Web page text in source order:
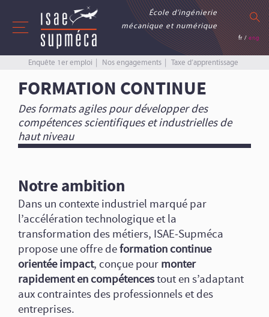
École d’ingénierie
mécanique et numérique
fr / eng
Enquête 1er emploi Nos engagements Taxe d’apprentissage
FORMATION CONTINUE
Des formats agiles pour développer des
compétences scientifiques et industrielles de
haut niveau
Notre ambition
Dans un contexte industriel marqué par
l’accélération technologique et la
transformation des métiers, ISAE‑Supméca
propose une offre deformation continue
orientée impact, conçue pour monter
rapidement en compétencestout en s’adaptant
aux contraintes des professionnels et des
entreprises.